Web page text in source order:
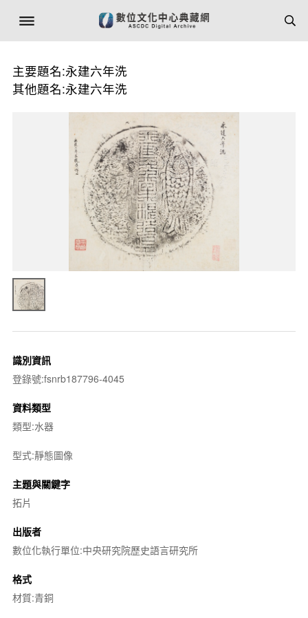
主要題名:永建六年洗
其他題名:永建六年洗
識別資訊
登錄號:fsnrb187796-4045
資料類型
類型:水器
型式:靜態圖像
主題與關鍵字
拓片
出版者
數位化執行單位:中央研究院歷史語言研究所
格式
材質:青銅